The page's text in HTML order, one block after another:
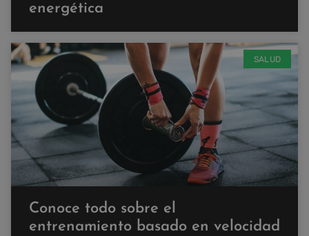
energética
SALUD
Conoce todo sobre el
entrenamiento basado en velocidad